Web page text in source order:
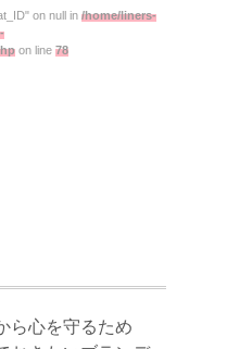
on null in /home/liners-
on line 78
ら心を守るため